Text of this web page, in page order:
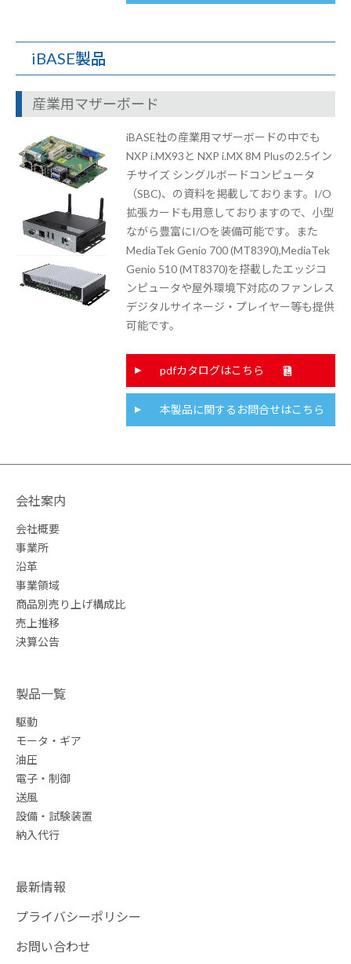
iBASE製品
産業用マザーボード
iBASE社の産業用マザーボードの中でも
NXP i.MX93と NXP i.MX 8M Plusの2.5イン
チサイズ シングルボードコンピュータ
（SBC)、の資料を掲載しております。I/O
拡張カードも用意しておりますので、小型
ながら豊富にI/Oを装備可能です。また
MediaTek Genio 700 (MT8390),MediaTek
Genio 510 (MT8370)を搭載したエッジコ
ンピュータや屋外環境下対応のファンレス
デジタルサイネージ・プレイヤー等も提供
可能です。
pdfカタログはこちら
本製品に関するお問合せはこちら
会社案内
会社概要
事業所
沿革
事業領域
商品別売り上げ構成比
売上推移
決算公告
製品一覧
駆動
モータ・ギア
油圧
電子・制御
送風
設備・試験装置
納入代行
最新情報
プライバシーポリシー
お問い合わせ